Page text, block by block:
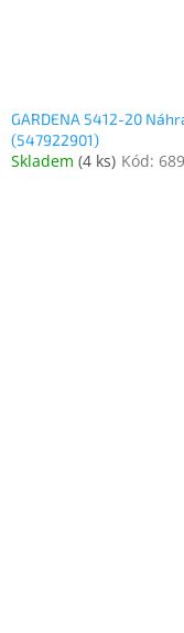
GARDENA 5412-20
(547922901)
Skladem (4 ks) Kód: